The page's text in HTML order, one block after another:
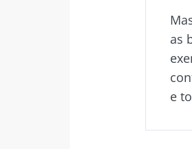
as
e